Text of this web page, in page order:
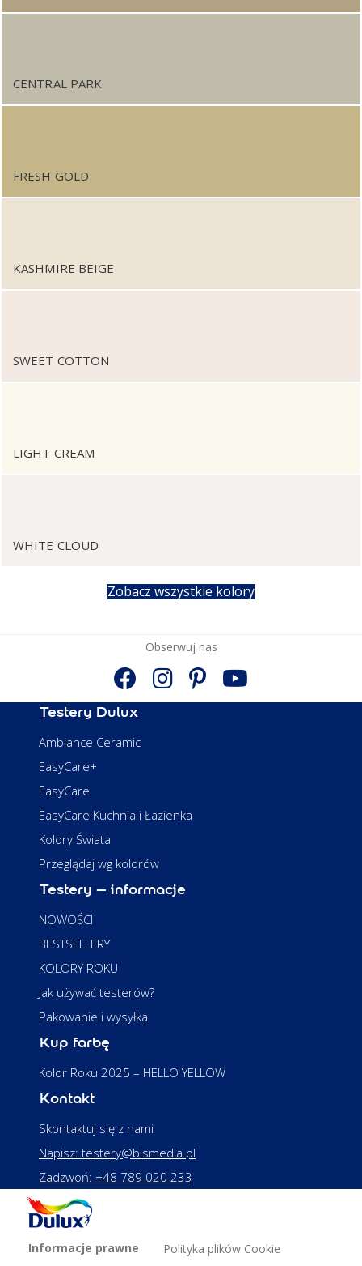
CENTRAL PARK
FRESH GOLD
KASHMIRE BEIGE
SWEET COTTON
LIGHT CREAM
WHITE CLOUD
Zobacz wszystkie kolory
Obserwuj nas
Testery Dulux
Ambiance Ceramic
EasyCare+
EasyCare
EasyCare Kuchnia i Łazienka
Kolory Świata
Przeglądaj wg kolorów
Testery – informacje
NOWOŚCI
BESTSELLERY
KOLORY ROKU
Jak używać testerów?
Pakowanie i wysyłka
Kup farbę
Kolor Roku 2025 – HELLO YELLOW
Kontakt
Skontaktuj się z nami
Napisz: testery@bismedia.pl
Zadzwoń: +48 789 020 233
Informacje prawne
Polityka plików Cookie